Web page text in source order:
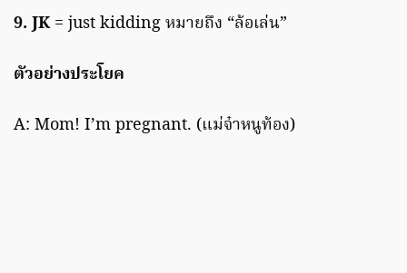
9. JK= just kidding หมายถึง “ล้อเล่น”
ตัวอย่างประโยค
A: Mom! I’m pregnant. (แม่จ๋าหนูท้อง)